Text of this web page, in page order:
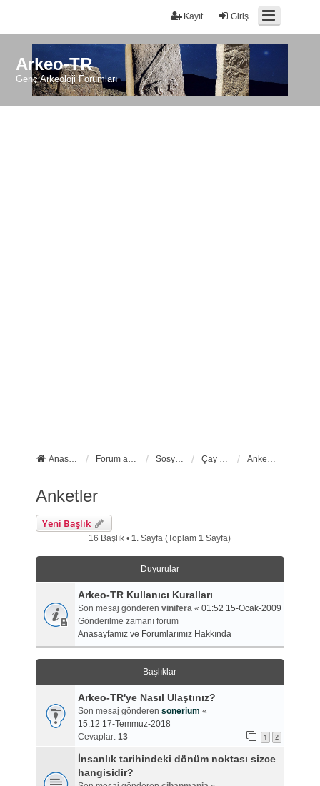
Giriş
Kayıt
Arkeo-TR
Genç Arkeoloji Forumları
Anasayfa Forum ana sayfa Sosyal Forumlarımız Çay Molası Anketler
Anketler
Yeni Başlık
16 Başlık •1. Sayfa (Toplam1 Sayfa)
Duyurular
Arkeo-TR Kullanıcı Kuralları
Son mesaj gönderen vinifera« 01:52 15-Ocak-2009
Gönderilme zamanı forum
Anasayfamız ve Forumlarımız Hakkında
Başlıklar
Arkeo-TR'ye Nasıl Ulaştınız?
Son mesaj gönderen sonerium «
15:12 17-Temmuz-2018
Cevaplar: 13 1 2
İnsanlık tarihindeki dönüm noktası sizce
hangisidir?